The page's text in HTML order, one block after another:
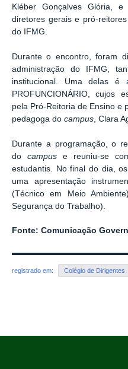
Kléber Gonçalves Glória,
diretores gerais e pró-
do IFMG.
Durante o encontro, foram
administração do IFMG,
institucional. Uma delas é
PROFUNCIONÁRIO, cujos
pela Pró-Reitoria de Ensino e
pedagoga do campus , Clara
Durante a programação, o
do campus e reuniu-se
estudantis. No final do dia,
uma apresentação
(Técnico em Meio
Segurança do Trabalho).
Fonte: Comunicação
registrado em: Colégio de Dirigentes